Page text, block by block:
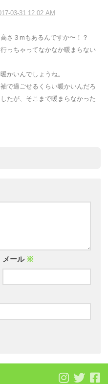
03-31 12:02 AM
さ３mもあるんですか〜！？
っちゃってなかなか暖まらない
かいんでしょうね。
で過ごせるくらい暖かいんだろ
たが、そこまで暖まらなかった
メール ※